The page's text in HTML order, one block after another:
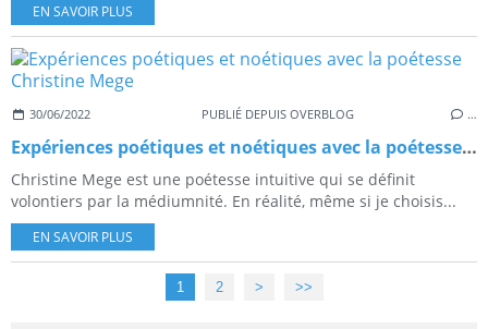
EN SAVOIR PLUS
30/06/2022 PUBLIÉ DEPUIS OVERBLOG …
Expériences poétiques et noétiques avec la poétesse Christine Mege
Christine Mege est une poétesse intuitive qui se définit
volontiers par la médiumnité. En réalité, même si je choisis...
EN SAVOIR PLUS
1 2 > >>